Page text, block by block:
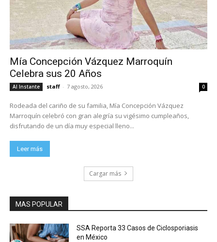
Mía Concepción Vázquez Marroquín
Celebra sus 20 Años
Al Instante staff - 7 agosto, 2026 0
Rodeada del cariño de su familia, Mía Concepción Vázquez
Marroquín celebró con gran alegría su vigésimo cumpleaños,
disfrutando de un día muy especial lleno...
Leer más
Cargar más
MAS POPULAR
SSA Reporta 33 Casos de Ciclosporiasis
en México